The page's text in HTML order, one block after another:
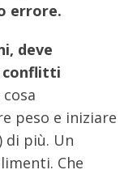
errore.
deve
conflitti
cosa
peso e iniziare
di più. Un
Che